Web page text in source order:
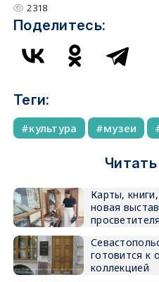
2318
Поделитесь:
Теги:
культура музеи
Карты,
новая
просветителя
готовится к
коллекцией